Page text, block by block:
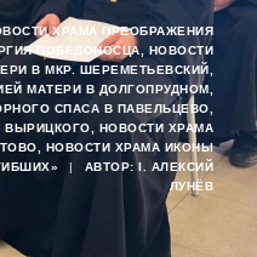
ХРАМА ПРЕОБРАЖЕНИЯ
ПОБЕДОНОСЦА
НОВОСТИ
В МКР. ШЕРЕМЕТЬЕВСКИЙ
МАТЕРИ В ДОЛГОПРУДНОМ
СПАСА В ПАВЕЛЬЦЕВО
ВЫРИЦКОГО
НОВОСТИ ХРАМА
НОВОСТИ ХРАМА ИКОНЫ
| АВТОР: I. АЛЕКСИЙ
ЛУНЁВ